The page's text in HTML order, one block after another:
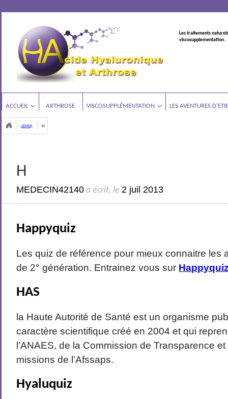
Les traitements
viscosupplementation.
ACCUEIL ARTHROSE VISCOSUPPLÉMENTATION LES AVENTURES
LEXIQUE H
H
MEDECIN42140 a écrit, le2 juil 2013
Happyquiz
Les quiz de référence pour mieux connaitre les
de 2° génération. Entrainez vous sur
HAS
la Haute Autorité de Santé est un organisme
caractère scientifique créé en 2004 et qui
l’ANAES, de la Commission de Transparence
missions de l’Afssaps.
Hyaluquiz